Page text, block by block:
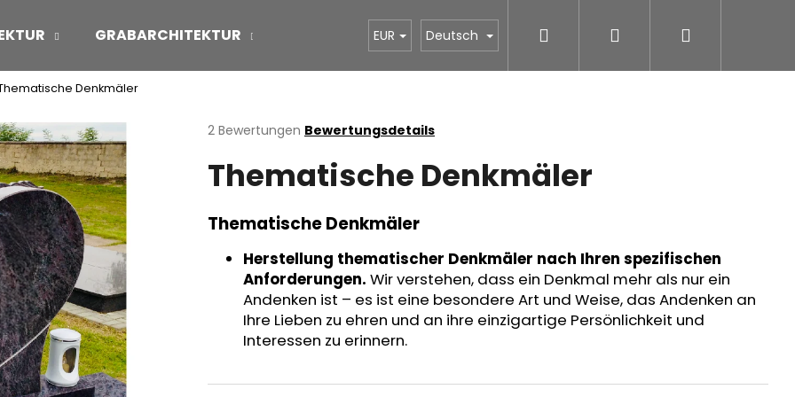
GRABARCHITEKTUR STONESTORE Preisliste für Gräber
EUR Deutsch Suchen
Denkmäler
Die
Produktbewertung
von
5
2 Bewertungen Bewertungsdetails
Thematische Denkmäler
Thematische Denkmäler
Herstellung thematischer Denkmäler nach Ihren spezifischen
Anforderungen. Wir verstehen, dass ein Denkmal mehr als nur ein
Andenken ist – es ist eine besondere Art und Weise, das Andenken an
Ihre Lieben zu ehren und an ihre einzigartige Persönlichkeit und
Interessen zu erinnern.
Was suchen Sie?
SUCHEN
Wir empfehlen